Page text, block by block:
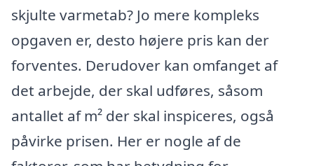
skjulte varmetab? Jo mere kompleks
opgaven er, desto højere pris kan der
forventes. Derudover kan omfanget af
det arbejde, der skal udføres, såsom
antallet af m² der skal inspiceres, også
påvirke prisen. Her er nogle af de